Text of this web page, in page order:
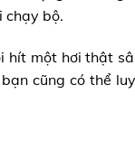
chạy bộ.
một hơi thật
cũng có thể